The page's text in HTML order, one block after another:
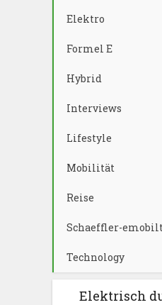
Elektro
Formel E
Hybrid
Interviews
Lifestyle
Mobilität
Reise
Schaeffler-
Technology
Elektrisch